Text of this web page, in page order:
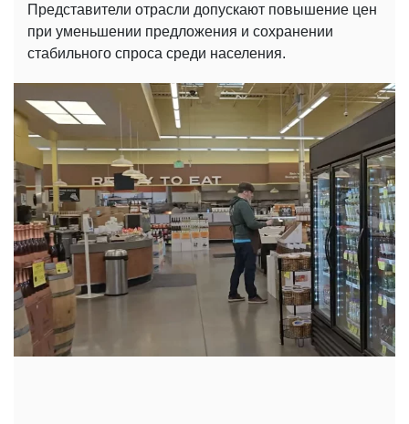
Представители отрасли допускают повышение цен
при уменьшении предложения и сохранении
стабильного спроса среди населения.